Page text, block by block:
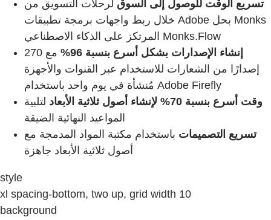
تسريع الوقت للوصول إلى السوق لرحلات التسويق من
خلال ربط واجهات برمجة تطبيقات Adobe بحل Monks
المرتكز على الذكاء الاصطناعي Monks.Flow
إنشاء الإصدارات بشكل أسرع بنسبة 96%
مع 270
إصدارًا من الشعارات للاستخدام عبر القنوات والأجهزة
مُنشأة في يوم واحد باستخدام Adobe Firefly
وقت أسرع بنسبة 70% لإنشاء أصول ثلاثية الأبعاد
لتلبية
المواعيد النهائية الضيقة
تسريع التصميمات باستخدام مكتبة المواد المدمجة مع
أصول ثلاثية الأبعاد جاهزة
style
xl spacing-bottom, two up, grid width 10
background